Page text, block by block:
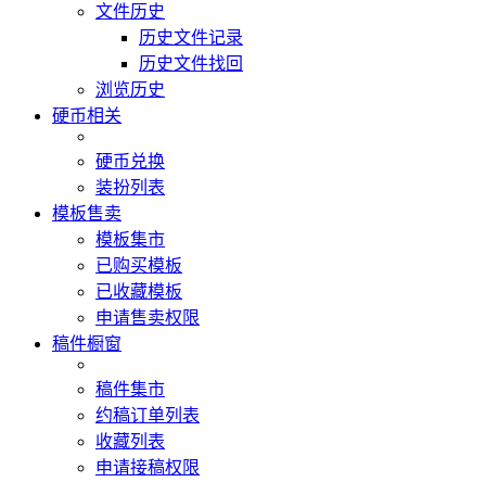
文件历史
历史文件记录
历史文件找回
浏览历史
硬币相关
硬币兑换
装扮列表
模板售卖
模板集市
已购买模板
已收藏模板
申请售卖权限
稿件橱窗
稿件集市
约稿订单列表
收藏列表
申请接稿权限